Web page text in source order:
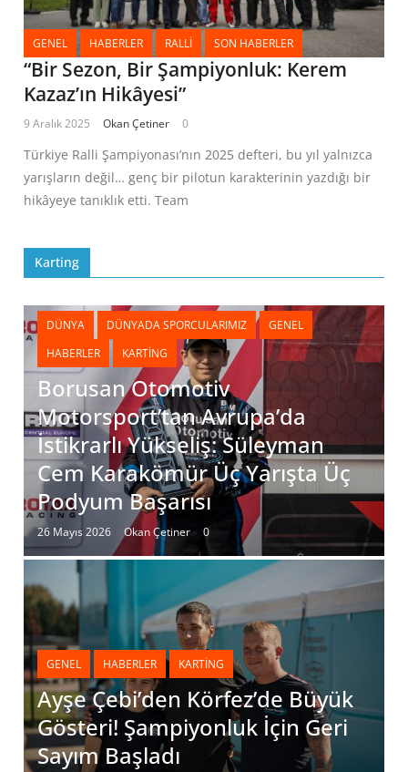
GENEL HABERLER RALLI SON HABERLER
“Bir Sezon, Bir Şampiyonluk: Kerem
Kazaz’ın Hikâyesi”
9 Aralık 2025 Okan Çetiner 0
Türkiye Ralli Şampiyonası’nın 2025 defteri, bu yıl yalnızca
yarışların değil… genç bir pilotun karakterinin yazdığı bir
hikâyeye tanıklık etti. Team
Karting
DÜNYA DÜNYADA SPORCULARIMIZ
GENEL
HABERLER
KARTING
Borusan Otomotiv
Motorsport’tan Avrupa’da
İstikrarlı Yükseliş: Süleyman
Cem Karakömür Üç Yarışta Üç
Podyum Başarısı
26 Mayıs 2026 Okan Çetiner 0
GENEL HABERLER KARTING
Ayşe Çebi’den Körfez’de Büyük
Gösteri! Şampiyonluk İçin Geri
Sayım Başladı